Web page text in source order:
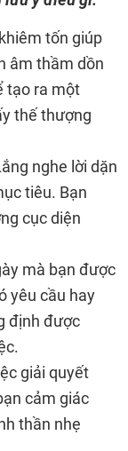
tốn giúp
âm thầm dồn
tạo ra một
thế thượng
nghe lời dặn
tiêu. Bạn
cục diện
mà bạn được
yêu cầu hay
định được
giải quyết
cảm giác
thần nhẹ